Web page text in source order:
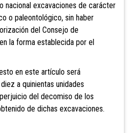
nacional excavaciones de carácter
o paleontológico, sin haber
del Consejo de
la forma establecida por el
en este artículo será
a quinientas unidades
del decomiso de los
de dichas excavaciones.